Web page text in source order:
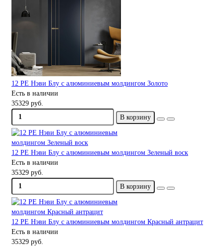
12 PE Нэви Блу с алюминиевым молдингом Золото
Есть в наличии
35329 руб.
В корзину
12 PE Нэви Блу с алюминиевым молдингом Зеленый воск
Есть в наличии
35329 руб.
В корзину
12 PE Нэви Блу с алюминиевым молдингом Красный антрацит
Есть в наличии
35329 руб.